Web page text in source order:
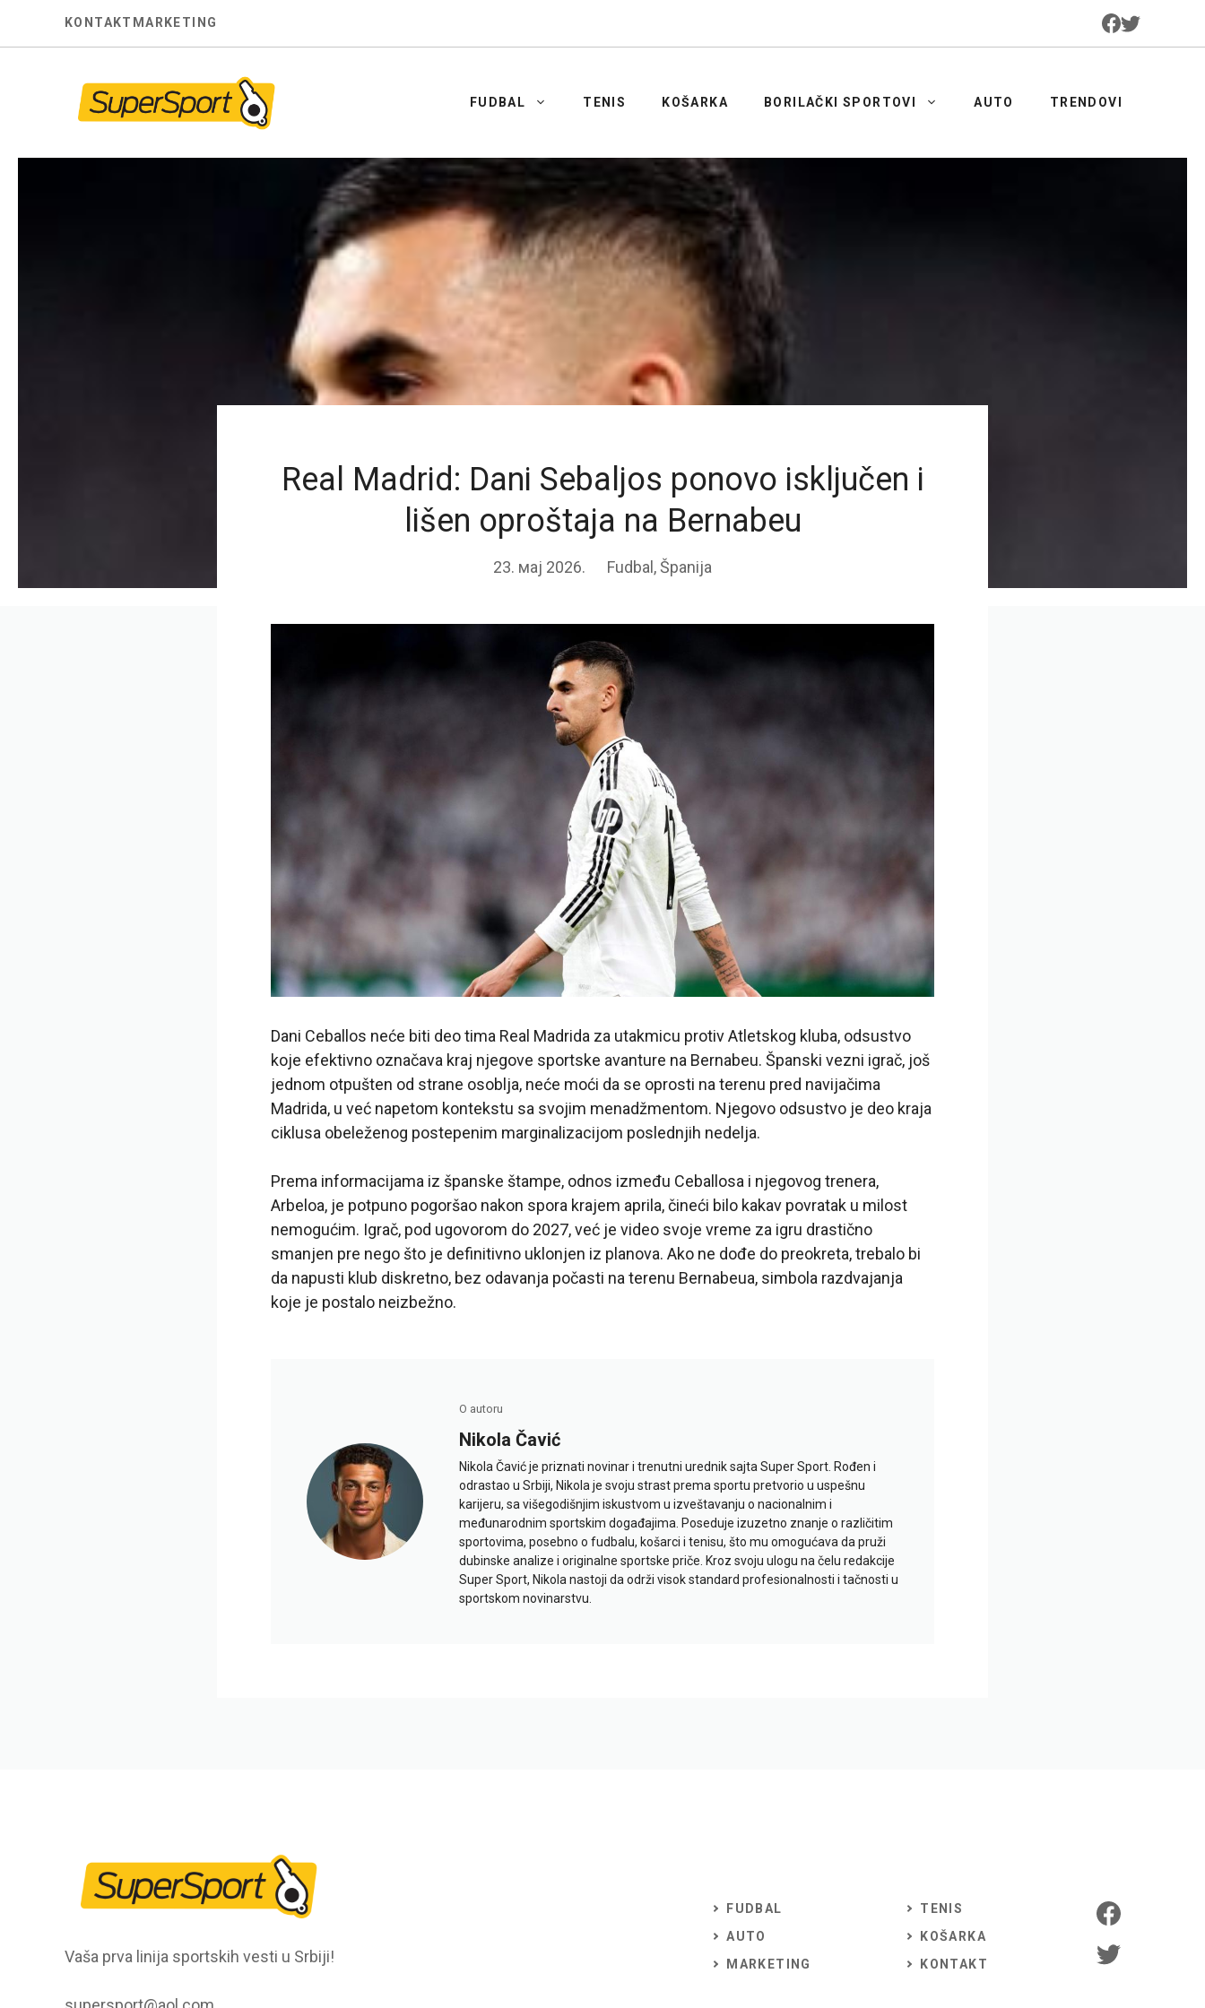
KONTAKT MARKETING
FUDBAL TENIS KOŠARKA BORILAČKI SPORTOVI AUTO TRENDOVI
Real Madrid: Dani Sebaljos ponovo isključen i
lišen oproštaja na Bernabeu
23. мај 2026. Fudbal ,Španija
Dani Ceballos neće biti deo tima Real Madrida za utakmicu protiv Atletskog kluba, odsustvo
koje efektivno označava kraj njegove sportske avanture na Bernabeu. Španski vezni igrač, još
jednom otpušten od strane osoblja, neće moći da se oprosti na terenu pred navijačima
Madrida, u već napetom kontekstu sa svojim menadžmentom. Njegovo odsustvo je deo kraja
ciklusa obeleženog postepenim marginalizacijom poslednjih nedelja.
Prema informacijama iz španske štampe, odnos između Ceballosa i njegovog trenera,
Arbeloa, je potpuno pogoršao nakon spora krajem aprila, čineći bilo kakav povratak u milost
nemogućim. Igrač, pod ugovorom do 2027, već je video svoje vreme za igru drastično
smanjen pre nego što je definitivno uklonjen iz planova. Ako ne dođe do preokreta, trebalo bi
da napusti klub diskretno, bez odavanja počasti na terenu Bernabeua, simbola razdvajanja
koje je postalo neizbežno.
O autoru
Nikola Čavić
Nikola Čavić je priznati novinar i trenutni urednik sajta Super Sport. Rođen i
odrastao u Srbiji, Nikola je svoju strast prema sportu pretvorio u uspešnu
karijeru, sa višegodišnjim iskustvom u izveštavanju o nacionalnim i
međunarodnim sportskim događajima. Poseduje izuzetno znanje o različitim
sportovima, posebno o fudbalu, košarci i tenisu, što mu omogućava da pruži
dubinske analize i originalne sportske priče. Kroz svoju ulogu na čelu redakcije
Super Sport, Nikola nastoji da održi visok standard profesionalnosti i tačnosti u
sportskom novinarstvu.
Vaša prva linija sportskih vesti u Srbiji!
FUDBAL
AUTO
MARKETING
TENIS
KOŠARKA
KONTAKT